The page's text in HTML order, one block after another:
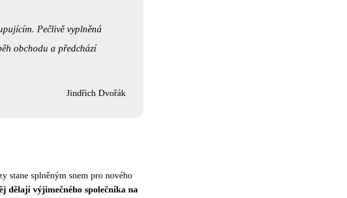
Pečlivě vyplněná
obchodu a předchází
Jindřich Dvořák
stane splněným snem pro nového
dělají výjimečného společníka na